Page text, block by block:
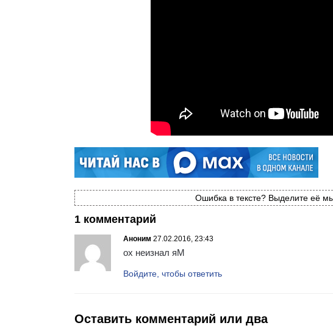
Ошибка в тексте? Выделите её
1 комментарий
Аноним 27.02.2016, 23:43
ох неизнал яМ
Войдите, чтобы ответить
Оставить комментарий или два